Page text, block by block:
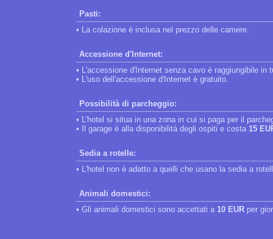
Pasti:
• La colazione è inclusa nel prezzo delle camere.
Accessione d'Internet:
• L'accessione d'Internet senza cavo è raggiungibile in
• L'uso dell'accessione d'Internet è gratuito.
Possibilità di parcheggio:
• L'hotel si situa in una zona in cui si paga per il
• Il garage è alla disponibilitá degli ospiti e costa 15
Sedia a rotelle:
• L'hotel non è adatto a quelli che usano la sedia a
Animali domestici:
• Gli animali domestici sono accettati a 10 EUR per